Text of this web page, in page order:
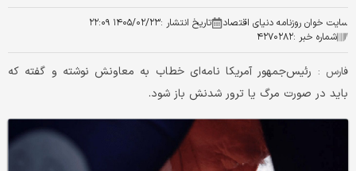
سایت خوان روزنامه دنیای اقتصاد تاریخ انتشار :۱۴۰۵/۰۲/۲۳ ۲۲:۰۹
شماره خبر :۴۲۷۰۲۸۲
فارس : رئیس‌جمهور آمریکا نامه‌ای خطاب به معاونش نوشته و گفته که
باید در صورت مرگ یا ترور شدنش باز شود.